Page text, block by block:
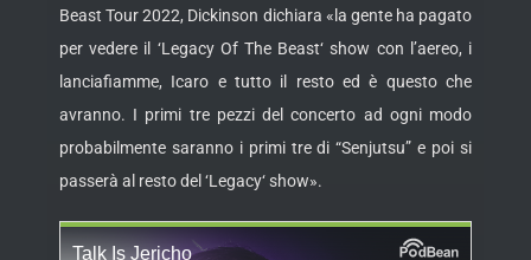
Beast Tour 2022, Dickinson dichiara «la gente ha pagato
per vedere il ‘Legacy Of The Beast‘ show con l’aereo, i
lanciafiamme, Icaro e tutto il resto ed è questo che
avranno. I primi tre pezzi del concerto ad ogni modo
probabilmente saranno i primi tre di “Senjutsu” e poi si
passerà al resto del ‘Legacy‘ show».